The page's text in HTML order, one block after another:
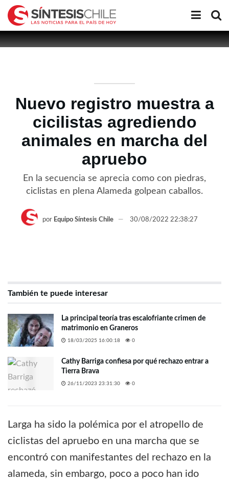
Nuevo registro muestra a
cicilistas agrediendo
animales en marcha del
apruebo
En la secuencia se aprecia como con piedras,
ciclistas en plena Alameda golpean caballos.
por Equipo Síntesis Chile 30/08/2022 22:38:27
También te puede interesar
La principal teoría tras escalofriante crimen de
matrimonio en Graneros
18/03/2025 16:00:18 0
Cathy Barriga confiesa por qué rechazo entrar a
Tierra Brava
26/11/2023 23:31:30 0
Larga ha sido la polémica por el atropello de
ciclistas del apruebo en una marcha que se
encontró con manifestantes del rechazo en la
alameda, sin embargo, poco a poco han ido